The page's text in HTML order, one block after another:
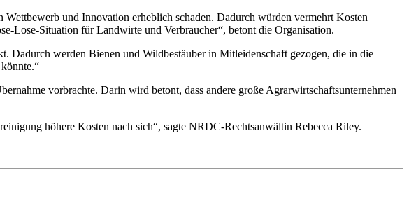
und Innovation erheblich schaden. Dadurch würden vermehrt Kosten
Lose-Situation für Landwirte und Verbraucher“, betont die Organisation.
Dadurch werden Bienen und Wildbestäuber in Mitleidenschaft gezogen, die in die
vorbrachte. Darin wird betont, dass andere große Agrarwirtschaftsunternehmen
höhere Kosten nach sich“, sagte NRDC-Rechtsanwältin Rebecca Riley.